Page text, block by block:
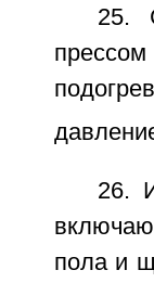
25.
26.
пола и